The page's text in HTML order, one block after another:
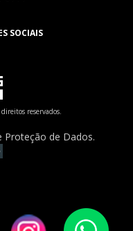
SOCIAIS
reservados.
Proteção de Dados.